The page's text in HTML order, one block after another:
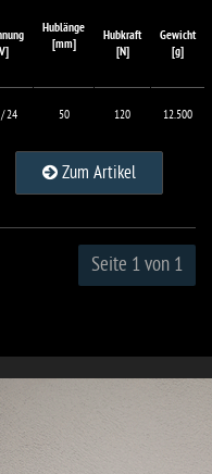
Hublänge
[mm]
Hubkraft
[N]
Gewicht
[g]
24 50 120 12.500
Zum Artikel
Seite 1 von 1